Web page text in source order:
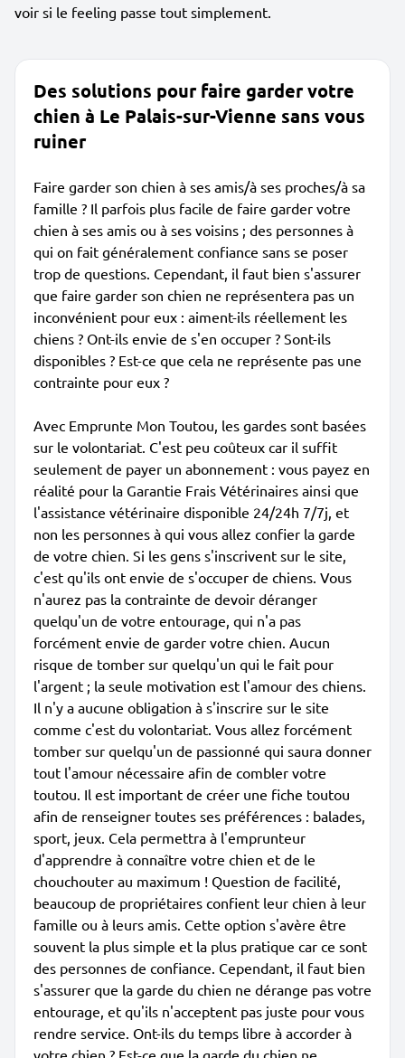
voir si le feeling passe tout simplement.
Des solutions pour faire garder votre
chien à Le Palais-sur-Vienne sans vous
ruiner
Faire garder son chien à ses amis/à ses proches/à sa
famille ? Il parfois plus facile de faire garder votre
chien à ses amis ou à ses voisins ; des personnes à
qui on fait généralement confiance sans se poser
trop de questions. Cependant, il faut bien s'assurer
que faire garder son chien ne représentera pas un
inconvénient pour eux : aiment-ils réellement les
chiens ? Ont-ils envie de s'en occuper ? Sont-ils
disponibles ? Est-ce que cela ne représente pas une
contrainte pour eux ?
Avec Emprunte Mon Toutou, les gardes sont basées
sur le volontariat. C'est peu coûteux car il suffit
seulement de payer un abonnement : vous payez en
réalité pour la Garantie Frais Vétérinaires ainsi que
l'assistance vétérinaire disponible 24/24h 7/7j, et
non les personnes à qui vous allez confier la garde
de votre chien. Si les gens s'inscrivent sur le site,
c'est qu'ils ont envie de s'occuper de chiens. Vous
n'aurez pas la contrainte de devoir déranger
quelqu'un de votre entourage, qui n'a pas
forcément envie de garder votre chien. Aucun
risque de tomber sur quelqu'un qui le fait pour
l'argent ; la seule motivation est l'amour des chiens.
Il n'y a aucune obligation à s'inscrire sur le site
comme c'est du volontariat. Vous allez forcément
tomber sur quelqu'un de passionné qui saura donner
tout l'amour nécessaire afin de combler votre
toutou. Il est important de créer une fiche toutou
afin de renseigner toutes ses préférences : balades,
sport, jeux. Cela permettra à l'emprunteur
d'apprendre à connaître votre chien et de le
chouchouter au maximum ! Question de facilité,
beaucoup de propriétaires confient leur chien à leur
famille ou à leurs amis. Cette option s'avère être
souvent la plus simple et la plus pratique car ce sont
des personnes de confiance. Cependant, il faut bien
s'assurer que la garde du chien ne dérange pas votre
entourage, et qu'ils n'acceptent pas juste pour vous
rendre service. Ont-ils du temps libre à accorder à
votre chien ? Est-ce que la garde du chien ne